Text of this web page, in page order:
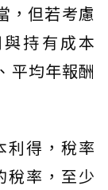
，但若考慮
持有成本
平均年報酬
利得，稅率
稅率，至少